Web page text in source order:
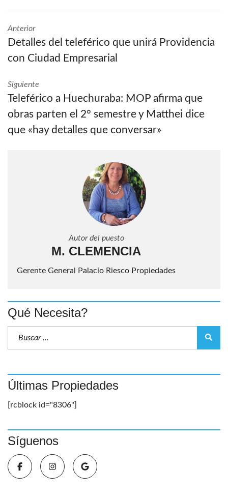
Anterior
Detalles del teleférico que unirá Providencia
con Ciudad Empresarial
Siguiente
Teleférico a Huechuraba: MOP afirma que
obras parten el 2° semestre y Matthei dice
que «hay detalles que conversar»
Autor del puesto
M. CLEMENCIA
Gerente General Palacio Riesco Propiedades
Qué Necesita?
Últimas Propiedades
[rcblock id="8306"]
Síguenos